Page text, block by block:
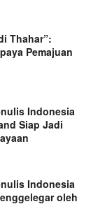
Thahar”:
Pemajuan
Indonesia
Siap Jadi
Indonesia
oleh